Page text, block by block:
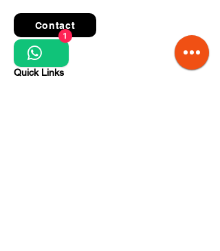
Contact
Quick Links
1